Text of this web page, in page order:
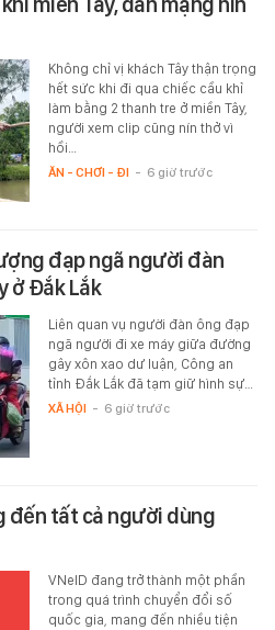
Không chỉ vị khách Tây thận trọng
hết sức khi đi qua chiếc cầu khỉ
làm bằng 2 thanh tre ở miền Tây,
người xem clip cũng nín thở vì
hồi…
ĂN - CHƠI - ĐI - 6 giờ trước
đạp ngã người đàn
ở Đắk Lắk
Liên quan vụ người đàn ông đạp
ngã người đi xe máy giữa đường
gây xôn xao dư luận, Công an
tỉnh Đắk Lắk đã tạm giữ hình sự…
XÃ HỘI - 6 giờ trước
đến tất cả người dùng
VNeID đang trở thành một phần
trong quá trình chuyển đổi số
quốc gia, mang đến nhiều tiện